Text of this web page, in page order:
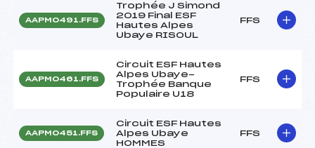
AAPM0491.FFS
Trophée J Simond
2019 Final ESF
Hautes Alpes
Ubaye RISOUL
FFS
AAPM0461.FFS
Circuit ESF Hautes
Alpes Ubaye-
Trophée Banque
Populaire U18
FFS
AAPM0451.FFS
Circuit ESF Hautes
Alpes Ubaye
HOMMES
FFS